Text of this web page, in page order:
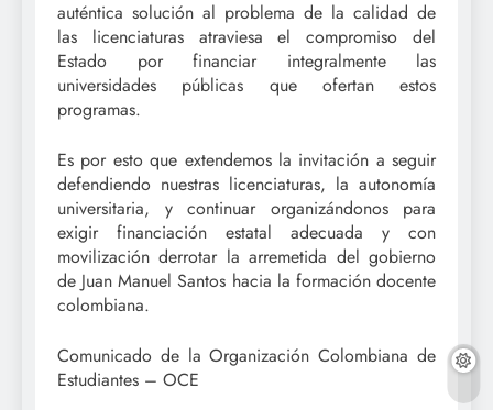
auténtica solución al problema de la calidad de
las licenciaturas atraviesa el compromiso del
Estado por financiar integralmente las
universidades públicas que ofertan estos
programas.
Es por esto que extendemos la invitación a seguir
defendiendo nuestras licenciaturas, la autonomía
universitaria, y continuar organizándonos para
exigir financiación estatal adecuada y con
movilización derrotar la arremetida del gobierno
de Juan Manuel Santos hacia la formación docente
colombiana.
Comunicado de la Organización Colombiana de
Estudiantes – OCE